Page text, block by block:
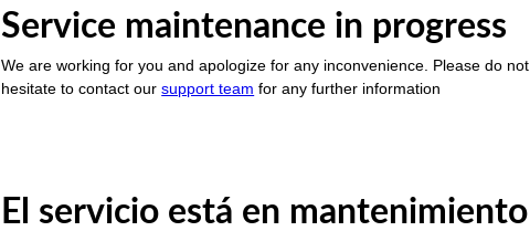
Service maintenance in progress
We are working for you and apologize for any inconvenience. Please do not
hesitate to contact oursupport team for any further information
El servicio está en mantenimiento